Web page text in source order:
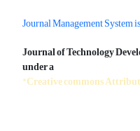
Journal of Technology
under a